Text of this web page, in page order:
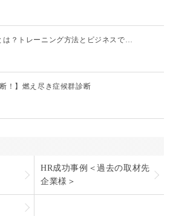
は？トレーニング方法とビジネスで…
断！】燃え尽き症候群診断
HR成功事例＜過去の取材先
企業様＞